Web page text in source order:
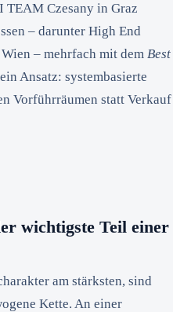
Czesany in Graz
– darunter High End
– mehrfach mit dem Best
Ansatz: systembasierte
Vorführräumen statt Verkauf
wichtigste Teil einer
am stärksten, sind
Kette. An einer